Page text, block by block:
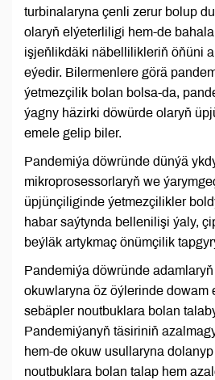
turbinalaryna çenli zerur bolup
olaryň elýeterliligi hem-de
işjeňlikdäki näbellilikleriň öňüni
eýedir. Bilermenlere görä
ýetmezçilik bolan bolsa-da,
ýagny häzirki döwürde olaryň
emele gelip biler.
Pandemiýa döwründe dünýä
mikroprosessorlaryň we
üpjünçiliginde ýetmezçilikler
habar saýtynda bellenilişi ýaly,
beýläk artykmaç önümçilik
Pandemiýa döwründe
okuwlaryna öz öýlerinde dowam
sebäpler noutbuklara bolan
Pandemiýanyň täsiriniň
hem-de okuw usullaryna
noutbuklara bolan talap hem